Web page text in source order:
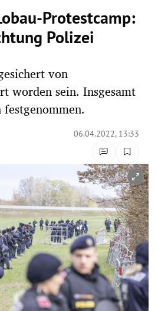
Protestcamp:
Polizei
von
worden sein. Insgesamt
06.04.2022, 13:33